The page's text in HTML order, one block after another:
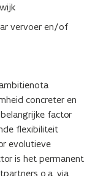
vervoer en/of
concreter en
factor
flexibiliteit
evolutieve
is het permanent
o.a. via